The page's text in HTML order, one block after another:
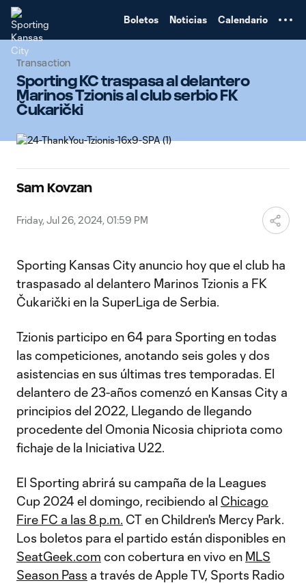
Boletos Noticias Calendario
Transaction
Sporting KC traspasa al delantero
Marinos Tzionis al club serbio FK
Čukarički
Sam Kovzan
Friday, Jul 26, 2024, 01:59 PM
Sporting Kansas City anuncio hoy que el club ha
traspasado al delantero Marinos Tzionis a FK
Čukarički en la SuperLiga de Serbia.
Tzionis participo en 64 para Sporting en todas
las competiciones, anotando seis goles y dos
asistencias en sus últimas tres temporadas. El
delantero de 23-años comenzó en Kansas City a
principios del 2022, Llegando de llegando
procedente del Omonia Nicosia chipriota como
fichaje de la Iniciativa U22.
El Sporting abrirá su campaña de la Leagues
Cup 2024 el domingo, recibiendo al Chicago
Fire FC a las 8 p.m. CT en Children's Mercy Park.
Los boletos para el partido están disponibles en
SeatGeek.com con cobertura en vivo en MLS
Season Pass a través de Apple TV, Sports Radio